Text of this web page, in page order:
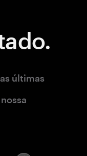
últimas